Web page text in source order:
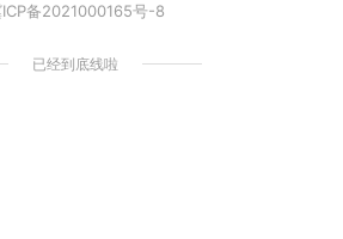
备2021000165号-8
已经到底线啦